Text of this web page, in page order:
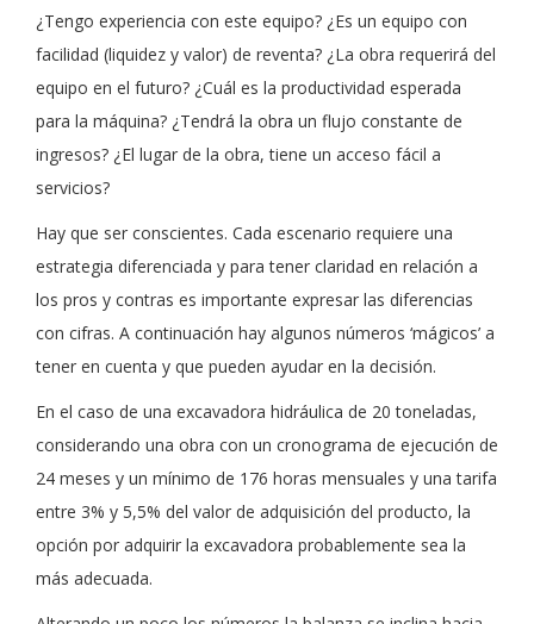
¿Tengo experiencia con este equipo? ¿Es un equipo con
facilidad (liquidez y valor) de reventa? ¿La obra requerirá del
equipo en el futuro? ¿Cuál es la productividad esperada
para la máquina? ¿Tendrá la obra un flujo constante de
ingresos? ¿El lugar de la obra, tiene un acceso fácil a
servicios?
Hay que ser conscientes. Cada escenario requiere una
estrategia diferenciada y para tener claridad en relación a
los pros y contras es importante expresar las diferencias
con cifras. A continuación hay algunos números ‘mágicos’ a
tener en cuenta y que pueden ayudar en la decisión.
En el caso de una excavadora hidráulica de 20 toneladas,
considerando una obra con un cronograma de ejecución de
24 meses y un mínimo de 176 horas mensuales y una tarifa
entre 3% y 5,5% del valor de adquisición del producto, la
opción por adquirir la excavadora probablemente sea la
más adecuada.